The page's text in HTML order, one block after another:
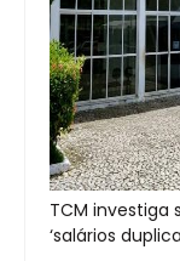
TCM investiga
‘salários